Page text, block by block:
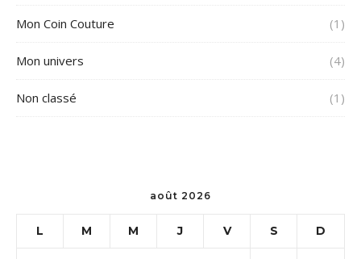
Mon Coin Couture (1)
Mon univers (4)
Non classé (1)
août 2026
L M M J V S D